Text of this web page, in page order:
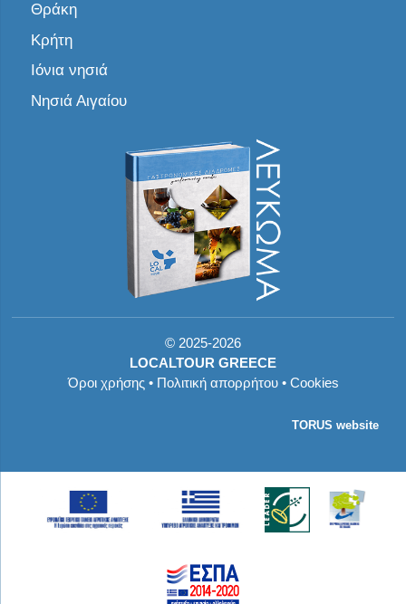
Θράκη
Κρήτη
Ιόνια νησιά
Νησιά Αιγαίου
© 2025-2026
LOCALTOUR GREECE
Όροι χρήσης• Πολιτική απορρήτου• Cookies
TORUS website